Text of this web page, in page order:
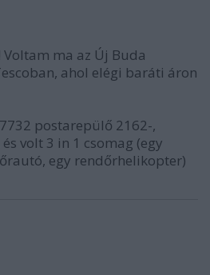
ma az Új Buda
ahol elégi baráti áron
postarepülő 2162-,
volt 3 in 1 csomag (egy
egy rendőrhelikopter)